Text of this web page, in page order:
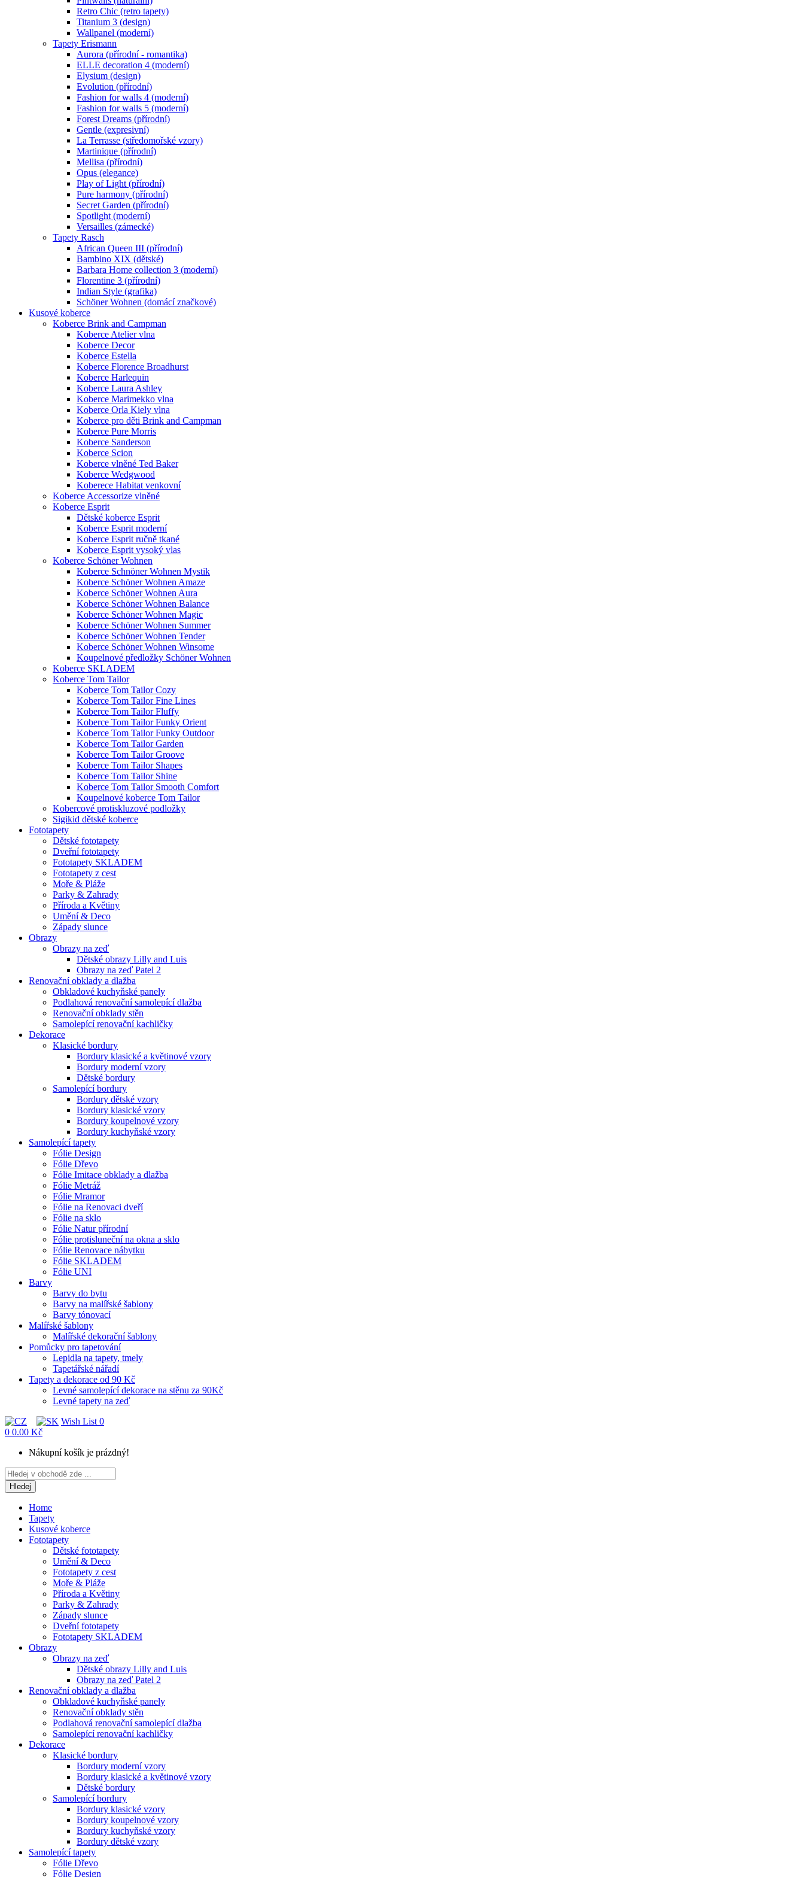
Retro Chic (retro tapety)
Titanium 3 (design)
Wallpanel (moderní)
Tapety Erismann
Aurora (přírodní - romantika)
ELLE decoration 4 (moderní)
Elysium (design)
Evolution (přírodní)
Fashion for walls 4 (moderní)
Fashion for walls 5 (moderní)
Forest Dreams (přírodní)
Gentle (expresivní)
La Terrasse (středomořské vzory)
Martinique (přírodní)
Mellisa (přírodní)
Opus (elegance)
Play of Light (přírodní)
Pure harmony (přírodní)
Secret Garden (přírodní)
Spotlight (moderní)
Versailles (zámecké)
Tapety Rasch
African Queen III (přírodní)
Bambino XIX (dětské)
Barbara Home collection 3 (moderní)
Florentine 3 (přírodní)
Indian Style (grafika)
Schöner Wohnen (domácí značkové)
Kusové koberce
Koberce Brink and Campman
Koberce Atelier vlna
Koberce Decor
Koberce Estella
Koberce Florence Broadhurst
Koberce Harlequin
Koberce Laura Ashley
Koberce Marimekko vlna
Koberce Orla Kiely vlna
Koberce pro děti Brink and Campman
Koberce Pure Morris
Koberce Sanderson
Koberce Scion
Koberce vlněné Ted Baker
Koberce Wedgwood
Koberece Habitat venkovní
Koberce Accessorize vlněné
Koberce Esprit
Dětské koberce Esprit
Koberce Esprit moderní
Koberce Esprit ručně tkané
Koberce Esprit vysoký vlas
Koberce Schöner Wohnen
Koberce Schnöner Wohnen Mystik
Koberce Schöner Wohnen Amaze
Koberce Schöner Wohnen Aura
Koberce Schöner Wohnen Balance
Koberce Schöner Wohnen Magic
Koberce Schöner Wohnen Summer
Koberce Schöner Wohnen Tender
Koberce Schöner Wohnen Winsome
Koupelnové předložky Schöner Wohnen
Koberce SKLADEM
Koberce Tom Tailor
Koberce Tom Tailor Cozy
Koberce Tom Tailor Fine Lines
Koberce Tom Tailor Fluffy
Koberce Tom Tailor Funky Orient
Koberce Tom Tailor Funky Outdoor
Koberce Tom Tailor Garden
Koberce Tom Tailor Groove
Koberce Tom Tailor Shapes
Koberce Tom Tailor Shine
Koberce Tom Tailor Smooth Comfort
Koupelnové koberce Tom Tailor
Kobercové protiskluzové podložky
Sigikid dětské koberce
Fototapety
Dětské fototapety
Dveřní fototapety
Fototapety SKLADEM
Fototapety z cest
Moře & Pláže
Parky & Zahrady
Příroda a Květiny
Umění & Deco
Západy slunce
Obrazy
Obrazy na zeď
Dětské obrazy Lilly and Luis
Obrazy na zeď Patel 2
Renovační obklady a dlažba
Obkladové kuchyňské panely
Podlahová renovační samolepící dlažba
Renovační obklady stěn
Samolepící renovační kachličky
Dekorace
Klasické bordury
Bordury klasické a květinové vzory
Bordury moderní vzory
Dětské bordury
Samolepící bordury
Bordury dětské vzory
Bordury klasické vzory
Bordury koupelnové vzory
Bordury kuchyňské vzory
Samolepící tapety
Fólie Design
Fólie Dřevo
Fólie Imitace obklady a dlažba
Fólie Metráž
Fólie Mramor
Fólie na Renovaci dveří
Fólie na sklo
Fólie Natur přírodní
Fólie protisluneční na okna a sklo
Fólie Renovace nábytku
Fólie SKLADEM
Fólie UNI
Barvy
Barvy do bytu
Barvy na malířské šablony
Barvy tónovací
Malířské šablony
Malířské dekorační šablony
Pomůcky pro tapetování
Lepidla na tapety, tmely
Tapetářské nářadí
Tapety a dekorace od 90 Kč
Levné samolepící dekorace na stěnu za 90Kč
Levné tapety na zeď
Wish List 0
0 0.00 Kč
Nákupní košík je prázdný!
Hledej
Home
Tapety
Kusové koberce
Fototapety
Dětské fototapety
Umění & Deco
Fototapety z cest
Moře & Pláže
Příroda a Květiny
Parky & Zahrady
Západy slunce
Dveřní fototapety
Fototapety SKLADEM
Obrazy
Obrazy na zeď
Dětské obrazy Lilly and Luis
Obrazy na zeď Patel 2
Renovační obklady a dlažba
Obkladové kuchyňské panely
Renovační obklady stěn
Podlahová renovační samolepící dlažba
Samolepící renovační kachličky
Dekorace
Klasické bordury
Bordury moderní vzory
Bordury klasické a květinové vzory
Dětské bordury
Samolepící bordury
Bordury klasické vzory
Bordury koupelnové vzory
Bordury kuchyňské vzory
Bordury dětské vzory
Samolepící tapety
Fólie Dřevo
Fólie Design